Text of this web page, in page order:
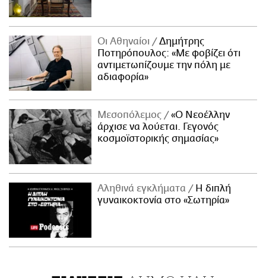
Οι Αθηναίοι
Δημήτρης
Ποτηρόπουλος: «Με φοβίζει ότι
αντιμετωπίζουμε την πόλη με
αδιαφορία»
Μεσοπόλεμος
«Ο Νεοέλλην
άρχισε να λούεται. Γεγονός
κοσμοϊστορικής σημασίας»
Αληθινά εγκλήματα
Η διπλή
γυναικοκτονία στο «Σωτηρία»